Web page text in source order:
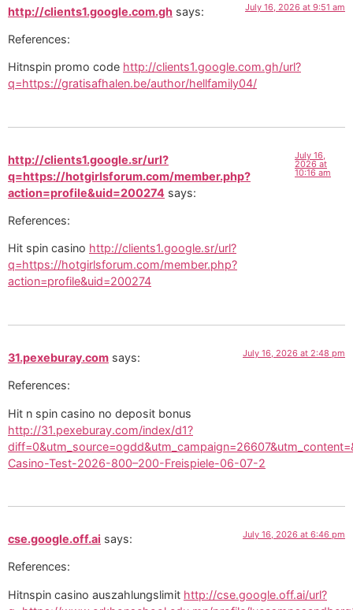
http://clients1.google.com.gh says: July 16, 2026 at 9:51 am
References:
Hitnspin promo code http://clients1.google.com.gh/url?
q=https://gratisafhalen.be/author/hellfamily04/
http://clients1.google.sr/url?
q=https://hotgirlsforum.com/member.php?
action=profile&uid=200274 says:
July 16,
2026 at
10:16 am
References:
Hit spin casino http://clients1.google.sr/url?
q=https://hotgirlsforum.com/member.php?
action=profile&uid=200274
31.pexeburay.com says: July 16, 2026 at 2:48 pm
References:
Hit n spin casino no deposit bonus
http://31.pexeburay.com/index/d1?
Casino-Test-2026-800–200-Freispiele-06-07-2
cse.google.off.ai says: July 16, 2026 at 6:46 pm
References:
Hitnspin casino auszahlungslimit http://cse.google.off.ai/url?